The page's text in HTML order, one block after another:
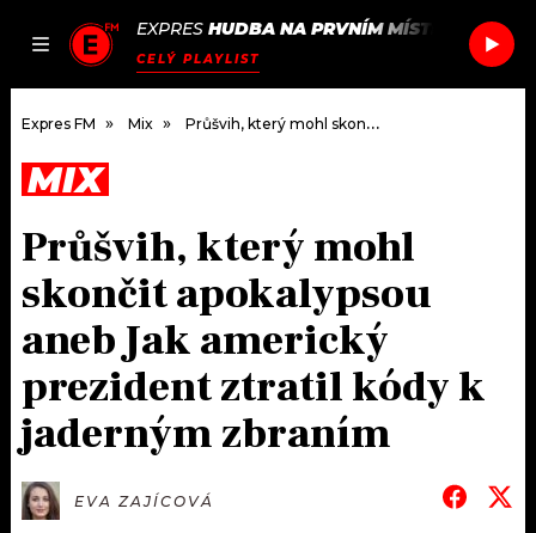
JAK
SEZNAM.CZ
EXPRES HUDBA NA PRVNÍM MÍSTĚ
CELÝ PLAYLIST
DOMŮ
ČLÁNKY
HUDBA
ROZHOVORY
#NEBUDUDOMA
PODCASTY
JAK NALADIT
RÁDIO
APLIKACE
SOUTĚŽE
Expres FM Mix Průšvih, který mohl skončit apokalypsou aneb Jak americký prezident ztratil kódy k jaderným zbraním
MIX
Průšvih, který mohl
skončit apokalypsou
aneb Jak americký
prezident ztratil kódy k
jaderným zbraním
EVA ZAJÍCOVÁ